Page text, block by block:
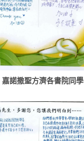
嘉諾撒聖方濟各書院同學